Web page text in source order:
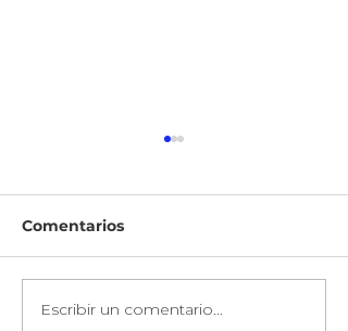
Marcelo Carbone:
Comentarios
Escribir un comentario...